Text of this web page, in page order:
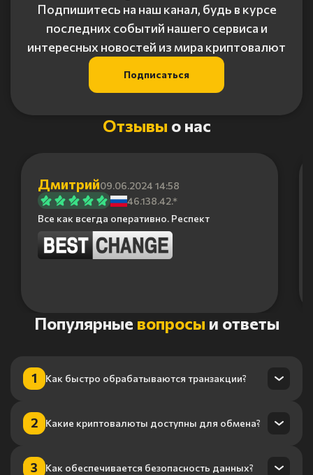
Подпишитесь на наш канал, будь в курсе
последних событий нашего сервиса и
интересных новостей из мира криптовалют
Подписаться
Отзывы о нас
Дмитрий09.06.2024 14:58
46.138.42.*
Все как всегда оперативно. Респект
Популярные вопросы и ответы
1 Как быстро обрабатываются транзакции?
Транзакции обрабатываются в течение нескольких минут
благодаря нашему высокопроизводительному
2 Какие криптовалюты доступны для обмена?
Мы поддерживаем более 100 криптовалют, включая
3 Как обеспечивается безопасность данных?